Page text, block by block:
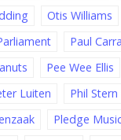
Otis Williams
Paul
Pee Wee Ellis
Luiten Phil Stern
Pledge